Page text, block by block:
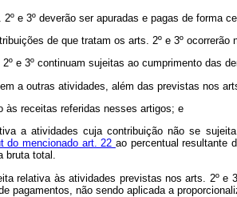
e 3º deverão ser apuradas e pagas de forma
de que tratam os arts. 2º e 3º
e 3º continuam sujeitas ao cumprimento das
a outras atividades, além das previstas nos
às receitas referidas nesses artigos; e
a atividades cuja contribuição não se
do mencionado art. 22 ao percentual resultante
bruta total.
relativa às atividades previstas nos arts. 2º e
pagamentos, não sendo aplicada a